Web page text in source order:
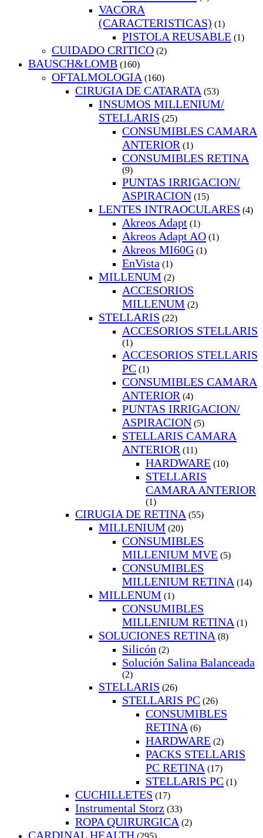
VACORA
(CARACTERISTICAS) (1)
PISTOLA REUSABLE (1)
CUIDADO CRITICO (2)
BAUSCH&LOMB (160)
OFTALMOLOGIA (160)
CIRUGIA DE CATARATA (53)
INSUMOS MILLENIUM/
STELLARIS (25)
CONSUMIBLES CAMARA
ANTERIOR (1)
CONSUMIBLES RETINA
(9)
PUNTAS IRRIGACION/
ASPIRACION (15)
LENTES INTRAOCULARES (4)
Akreos Adapt (1)
Akreos Adapt AO (1)
Akreos MI60G (1)
EnVista (1)
MILLENUM (2)
ACCESORIOS
MILLENUM (2)
STELLARIS (22)
ACCESORIOS STELLARIS
(1)
ACCESORIOS STELLARIS
PC (1)
CONSUMIBLES CAMARA
ANTERIOR (4)
PUNTAS IRRIGACION/
ASPIRACION (5)
STELLARIS CAMARA
ANTERIOR (11)
HARDWARE (10)
STELLARIS
CAMARA ANTERIOR
(1)
CIRUGIA DE RETINA (55)
MILLENIUM (20)
CONSUMIBLES
MILLENIUM MVE (5)
CONSUMIBLES
MILLENIUM RETINA (14)
MILLENUM (1)
CONSUMIBLES
MILLENIUM RETINA (1)
SOLUCIONES RETINA (8)
Silicón (2)
Solución Salina Balanceada
(2)
STELLARIS (26)
STELLARIS PC (26)
CONSUMIBLES
RETINA (6)
HARDWARE (2)
PACKS STELLARIS
PC RETINA (17)
STELLARIS PC (1)
CUCHILLETES (17)
Instrumental Storz (33)
ROPA QUIRURGICA (2)
CARDINAL HEALTH